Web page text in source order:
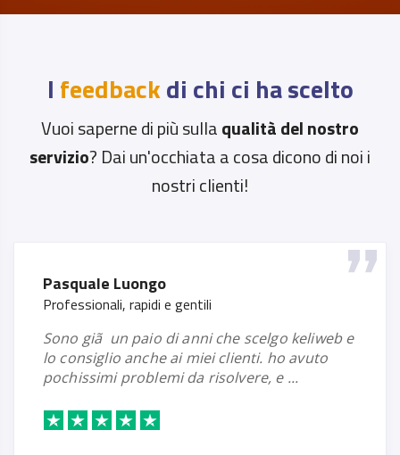
I feedbackdi chi ci ha scelto
Vuoi saperne di più sullaqualità del nostro
servizio? Dai un'occhiata a cosa dicono di noi i
nostri clienti!
Pasquale Luongo
Professionali, rapidi e gentili
sono giã un paio di anni che scelgo keliweb e
lo consiglio anche ai miei clienti. ho avuto
pochissimi problemi da risolvere, e ...